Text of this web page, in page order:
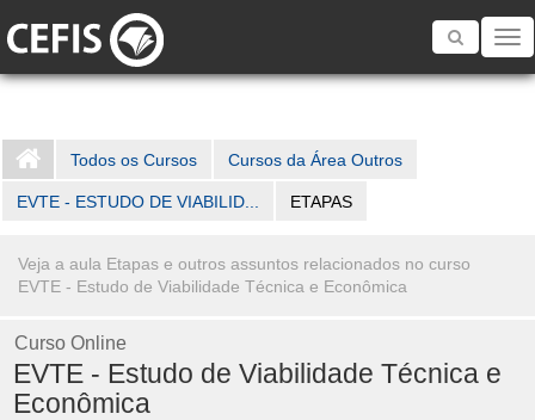
Toggle
Todos os Cursos Cursos da Área Outros
EVTE - ESTUDO DE VIABILID... ETAPAS
Veja a aula Etapas e outros assuntos relacionados no curso
EVTE - Estudo de Viabilidade Técnica e Econômica
Curso Online
EVTE - Estudo de Viabilidade Técnica e
Econômica